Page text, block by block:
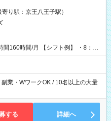
り駅：京王八王子駅）
シフト例】 ・8：00
業・WワークOK / 10名以上の大量
する 詳細へ